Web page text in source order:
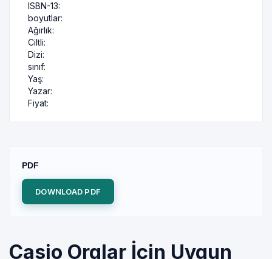
ISBN-13:
boyutlar:
Ağırlık:
Ciltli:
Dizi:
sınıf:
Yaş:
Yazar:
Fiyat:
PDF
DOWNLOAD PDF
Casio Orglar İçin Uygun